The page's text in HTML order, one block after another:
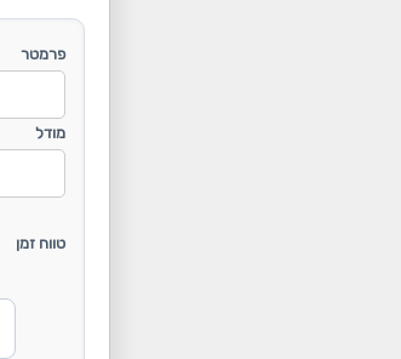
פרמטר
מודל
טווח זמן